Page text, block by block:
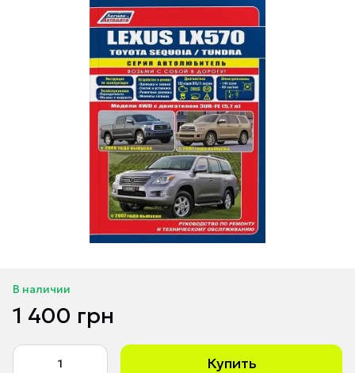
В наличии
1 400 грн
Купить